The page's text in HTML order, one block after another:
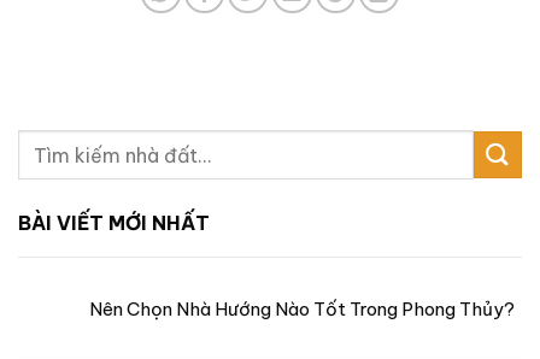
BÀI VIẾT MỚI NHẤT
Nên Chọn Nhà Hướng Nào Tốt Trong Phong Thủy?